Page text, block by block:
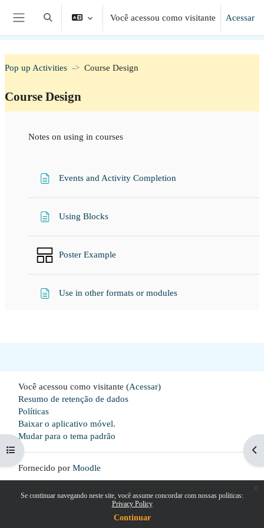
Ir para o conteúdo principal
Se continuar navegando neste site, você assume concordar com nossas políticas:
Privacy Policy
Continuar
Painel lateral
Alternar entrada de pesquisa
Você acessou como visitante Acessar
Abrir índice do curso
Pop up Activities Course Design
Course Design
Notes on using in courses
Events and Activity Completion
Using BlocksPágina
Poster Example
Use in other formats or modulesPágina
Você acessou como visitante (Acessar)
Resumo de retenção de dados
Políticas
Baixar o aplicativo móvel.
Mudar para o tema padrão
Fornecido por Moodle